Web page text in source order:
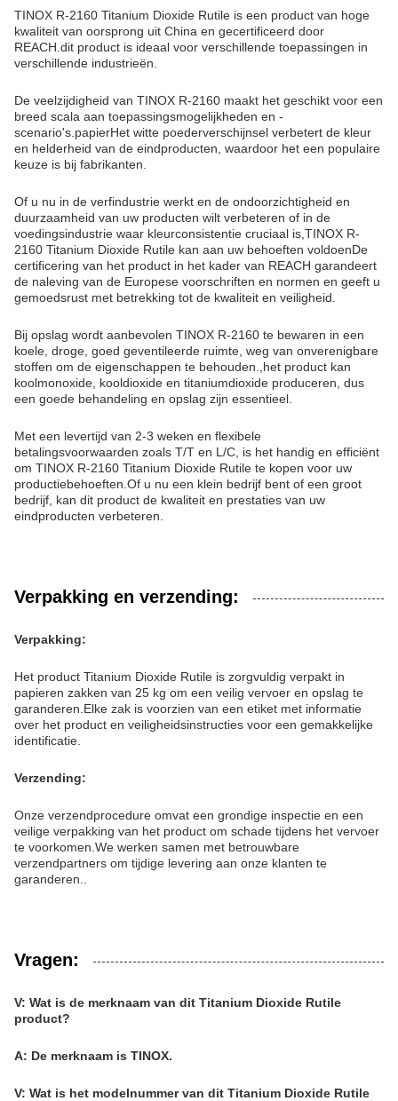
TINOX R-2160 Titanium Dioxide Rutile is een product van hoge
kwaliteit van oorsprong uit China en gecertificeerd door
REACH.dit product is ideaal voor verschillende toepassingen in
verschillende industrieën.
De veelzijdigheid van TINOX R-2160 maakt het geschikt voor een
breed scala aan toepassingsmogelijkheden en -
scenario's.papierHet witte poederverschijnsel verbetert de kleur
en helderheid van de eindproducten, waardoor het een populaire
keuze is bij fabrikanten.
Of u nu in de verfindustrie werkt en de ondoorzichtigheid en
duurzaamheid van uw producten wilt verbeteren of in de
voedingsindustrie waar kleurconsistentie cruciaal is,TINOX R-
2160 Titanium Dioxide Rutile kan aan uw behoeften voldoenDe
certificering van het product in het kader van REACH garandeert
de naleving van de Europese voorschriften en normen en geeft u
gemoedsrust met betrekking tot de kwaliteit en veiligheid.
Bij opslag wordt aanbevolen TINOX R-2160 te bewaren in een
koele, droge, goed geventileerde ruimte, weg van onverenigbare
stoffen om de eigenschappen te behouden.,het product kan
koolmonoxide, kooldioxide en titaniumdioxide produceren, dus
een goede behandeling en opslag zijn essentieel.
Met een levertijd van 2-3 weken en flexibele
betalingsvoorwaarden zoals T/T en L/C, is het handig en efficiënt
om TINOX R-2160 Titanium Dioxide Rutile te kopen voor uw
productiebehoeften.Of u nu een klein bedrijf bent of een groot
bedrijf, kan dit product de kwaliteit en prestaties van uw
eindproducten verbeteren.
Verpakking en verzending:
Verpakking:
Het product Titanium Dioxide Rutile is zorgvuldig verpakt in
papieren zakken van 25 kg om een veilig vervoer en opslag te
garanderen.Elke zak is voorzien van een etiket met informatie
over het product en veiligheidsinstructies voor een gemakkelijke
identificatie.
Verzending:
Onze verzendprocedure omvat een grondige inspectie en een
veilige verpakking van het product om schade tijdens het vervoer
te voorkomen.We werken samen met betrouwbare
verzendpartners om tijdige levering aan onze klanten te
garanderen..
Vragen:
V: Wat is de merknaam van dit Titanium Dioxide Rutile
product?
A: De merknaam is TINOX.
V: Wat is het modelnummer van dit Titanium Dioxide Rutile